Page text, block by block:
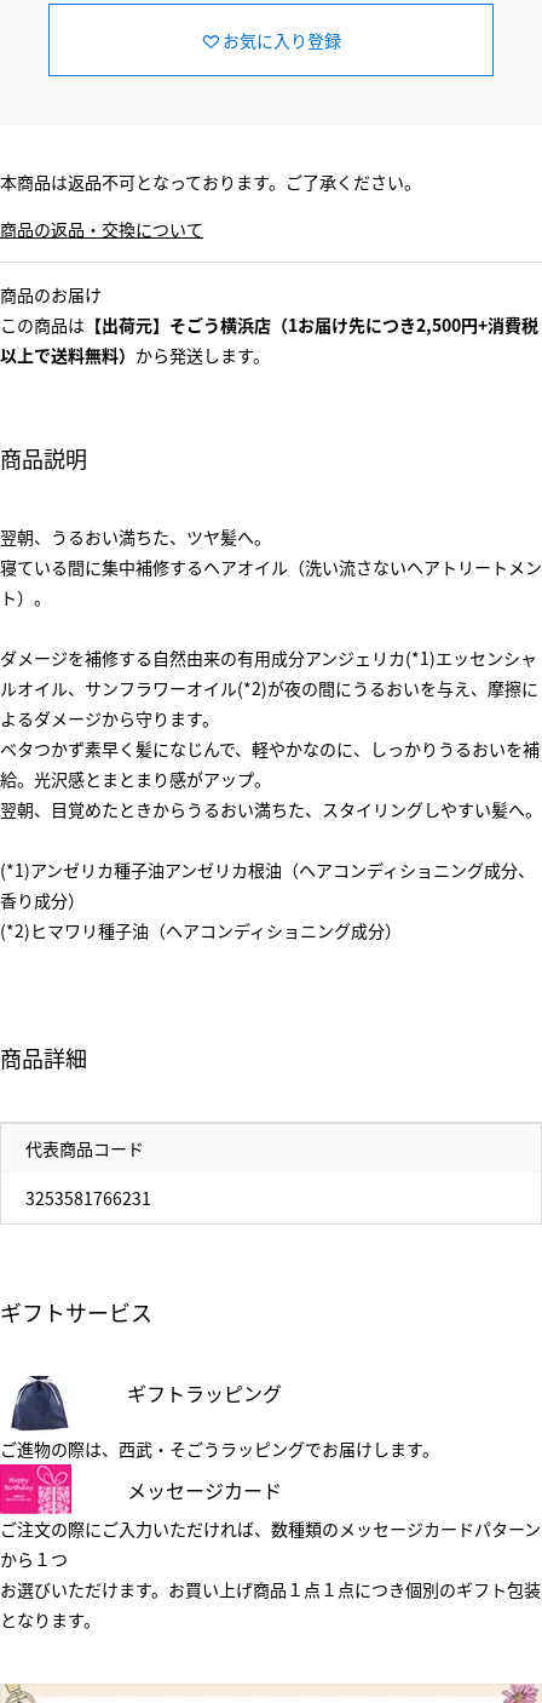
お気に入り登録
本商品は返品不可となっております。ご了承ください。
商品の返品・交換について
商品のお届け
この商品は 【出荷元】そごう横浜店（1お届け先につき2,500円+消費税
以上で送料無料） から発送します。
商品説明
翌朝、うるおい満ちた、ツヤ髪へ。
寝ている間に集中補修するヘアオイル（洗い流さないヘアトリートメン
ト）。
ダメージを補修する自然由来の有用成分アンジェリカ(*1)エッセンシャ
ルオイル、サンフラワーオイル(*2)が夜の間にうるおいを与え、摩擦に
よるダメージから守ります。
ベタつかず素早く髪になじんで、軽やかなのに、しっかりうるおいを補
給。光沢感とまとまり感がアップ。
翌朝、目覚めたときからうるおい満ちた、スタイリングしやすい髪へ。
(*1)アンゼリカ種子油アンゼリカ根油（ヘアコンディショニング成分、
香り成分）
(*2)ヒマワリ種子油（ヘアコンディショニング成分）
商品詳細
代表商品コード
3253581766231
ギフトサービス
ギフトラッピング
ご進物の際は、西武・そごうラッピングでお届けします。
メッセージカード
ご注文の際にご入力いただければ、数種類のメッセージカードパターン
から１つ
お選びいただけます。お買い上げ商品１点１点につき個別のギフト包装
となります。